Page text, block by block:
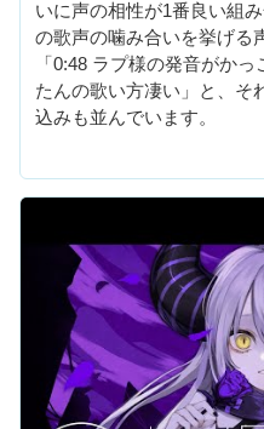
いに声の相性が1番良い組
の歌声の噛み合いを挙げる
「0:48 ラプ様の発音がか
たんの歌い方凄い」と、そ
込みも並んでいます。